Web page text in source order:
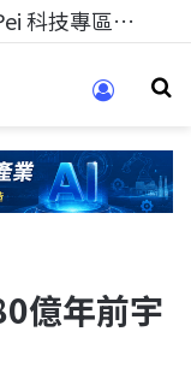
科技人的經驗傳承地！在 Pei Pei 科技專區，與學弟妹交流最硬核的技術
億年前宇